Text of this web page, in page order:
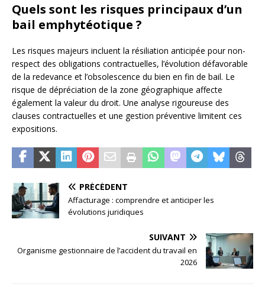
Quels sont les risques principaux d’un
bail emphytéotique ?
Les risques majeurs incluent la résiliation anticipée pour non-
respect des obligations contractuelles, l’évolution défavorable
de la redevance et l’obsolescence du bien en fin de bail. Le
risque de dépréciation de la zone géographique affecte
également la valeur du droit. Une analyse rigoureuse des
clauses contractuelles et une gestion préventive limitent ces
expositions.
PRÉCÉDENT
Affacturage : comprendre et anticiper les
évolutions juridiques
SUIVANT
Organisme gestionnaire de l’accident du travail en
2026